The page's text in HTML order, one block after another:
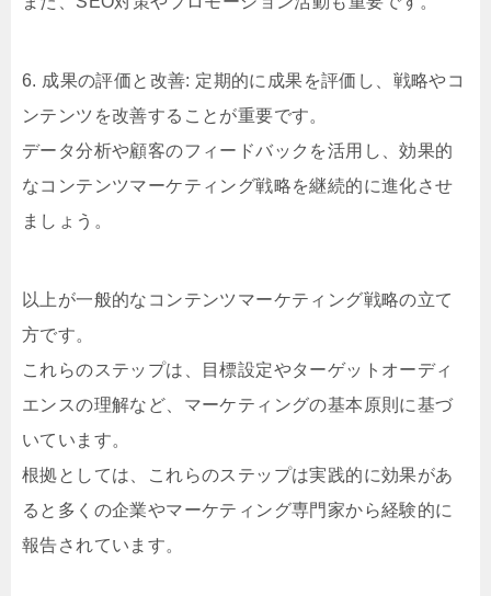
6. 成果の評価と改善: 定期的に成果を評価し、戦略やコ
ンテンツを改善することが重要です。
データ分析や顧客のフィードバックを活用し、効果的
なコンテンツマーケティング戦略を継続的に進化させ
ましょう。
以上が一般的なコンテンツマーケティング戦略の立て
方です。
これらのステップは、目標設定やターゲットオーディ
エンスの理解など、マーケティングの基本原則に基づ
いています。
根拠としては、これらのステップは実践的に効果があ
ると多くの企業やマーケティング専門家から経験的に
報告されています。